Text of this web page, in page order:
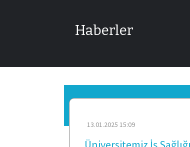
Haberler
13.01.2025 15:09